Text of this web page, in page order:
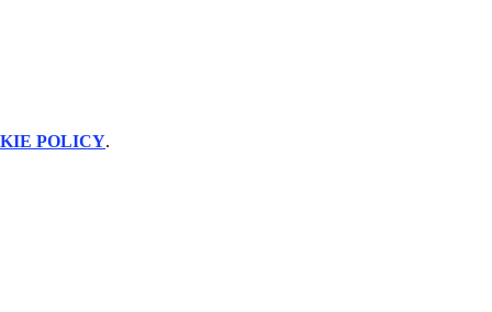
POLICY.